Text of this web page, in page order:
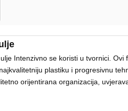
Intenzivno se koristi u tvornici.
plastiku i progresivnu
orijentirana organizacija,